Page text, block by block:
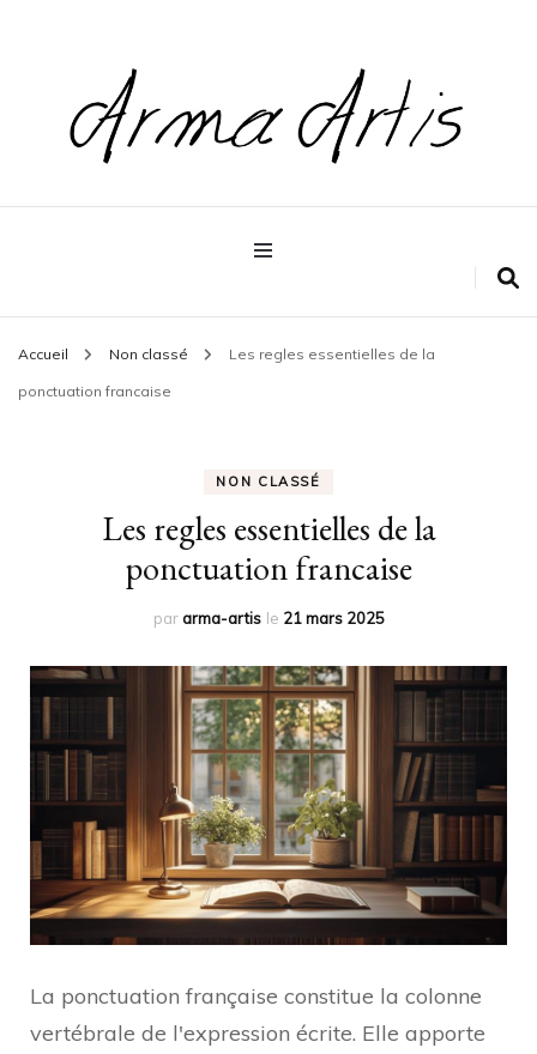
Arma artis
Accueil Non classé Les regles essentielles de la
ponctuation francaise
NON CLASSÉ
Les regles essentielles de la
ponctuation francaise
pararma-artis le 21 mars 2025
La ponctuation française constitue la colonne
vertébrale de l'expression écrite. Elle apporte